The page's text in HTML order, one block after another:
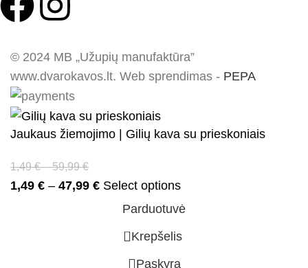
© 2024 MB „Užupių manufaktūra”
www.dvarokavos.lt. Web sprendimas - PEPA
Jaukaus žiemojimo | Gilių kava su prieskoniais
1,49€ – 59,99€
1,49 € – 47,99 € Select options
Parduotuvė
0 Krepšelis
Paskyra